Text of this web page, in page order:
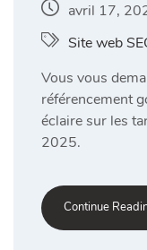
avril 17,
Site web
Vous vous
référencement
éclaire sur les
2025.
Continue